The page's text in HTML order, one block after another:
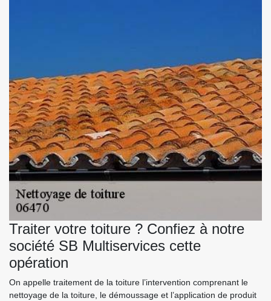
Traiter votre toiture ? Confiez à notre
société SB Multiservices cette
opération
On appelle traitement de la toiture l’intervention comprenant le
nettoyage de la toiture, le démoussage et l’application de produit